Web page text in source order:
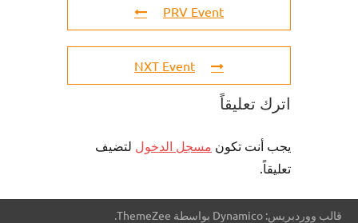
PRV Event
NXT Event
اترك تعليقاً
يجب أنت تكون مسجل الدخول لتضيف
تعليقاً.
قالب ووردبريس: Dynamico بواسطة ThemeZee.